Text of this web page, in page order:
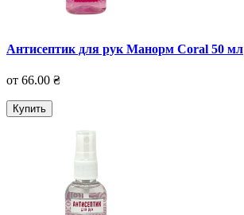
Антисептик для рук Манорм Coral 50 мл
от 66.00 ₴
Купить